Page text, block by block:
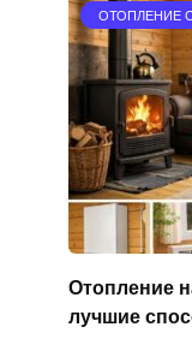
ОТОПЛЕНИЕ
Отопление
лучшие